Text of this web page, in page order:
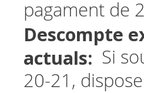
pagament de
Descompte
actuals: Si
20-21,